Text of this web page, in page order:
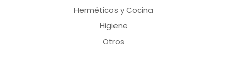
Herméticos y Cocina
Higiene
Otros